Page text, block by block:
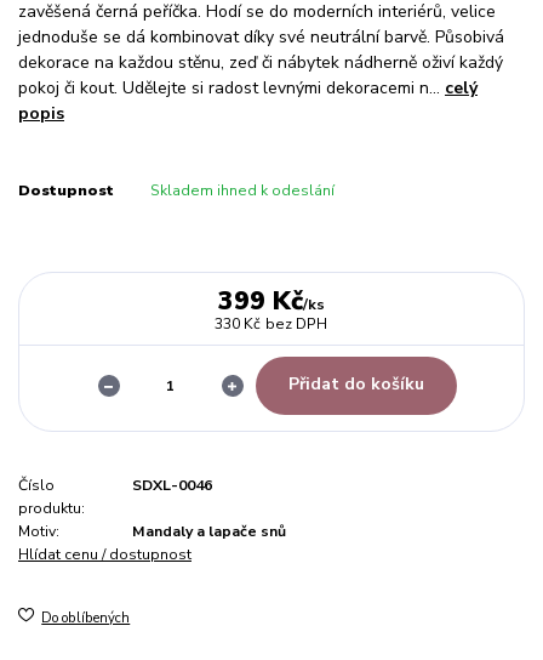
zavěšená černá peříčka. Hodí se do moderních interiérů, velice
jednoduše se dá kombinovat díky své neutrální barvě. Působivá
dekorace na každou stěnu, zeď či nábytek nádherně oživí každý
pokoj či kout. Udělejte si radost levnými dekoracemi n... celý
popis
Dostupnost Skladem ihned k odeslání
399 Kč/ks
330 Kč bez DPH
Přidat do košíku
Číslo
produktu:
SDXL-0046
Motiv:
Mandaly a lapače snů
Hlídat cenu / dostupnost
Do oblíbených